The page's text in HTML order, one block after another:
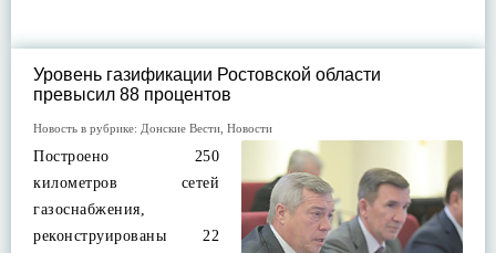
Уровень газификации Ростовской области
превысил 88 процентов
Новость в рубрике: Донские Вести Новости
Построено 250
километров сетей
газоснабжения,
реконструированы 22